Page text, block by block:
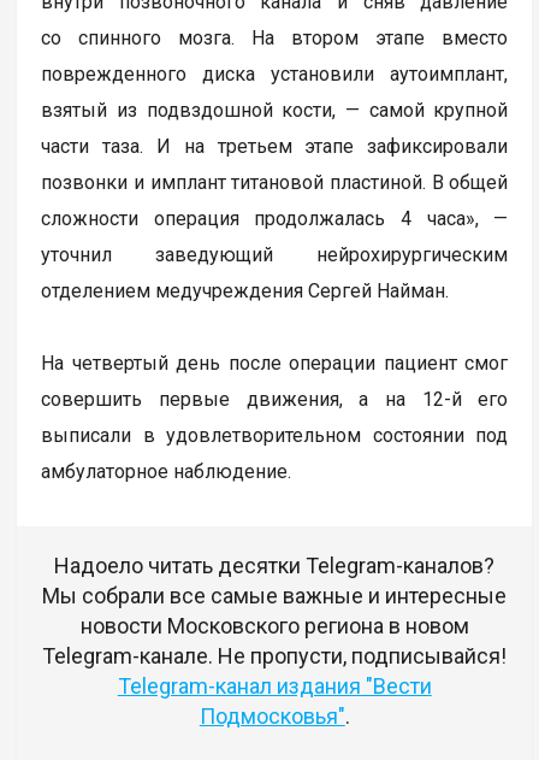
со спинного мозга. На втором этапе вместо
поврежденного диска установили аутоимплант,
взятый из подвздошной кости, — самой крупной
части таза. И на третьем этапе зафиксировали
позвонки и имплант титановой пластиной. В общей
сложности операция продолжалась 4 часа», —
уточнил заведующий нейрохирургическим
отделением медучреждения Сергей Найман.
На четвертый день после операции пациент смог
совершить первые движения, а на 12-й его
выписали в удовлетворительном состоянии под
амбулаторное наблюдение.
Надоело читать десятки Telegram-каналов?
Мы собрали все самые важные и интересные
новости Московского региона в новом
Telegram-канале. Не пропусти, подписывайся!
Telegram-канал издания "Вести
Подмосковья".